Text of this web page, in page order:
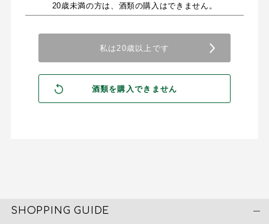
20歳未満の方は、酒類の購入はできません。
SHOPPING GUIDE